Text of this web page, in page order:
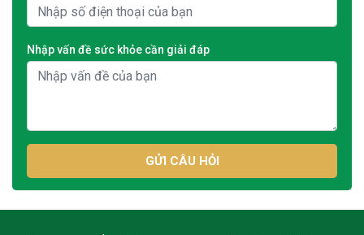
Nhập vấn đề sức khỏe cần giải đáp
GỬI CÂU HỎI